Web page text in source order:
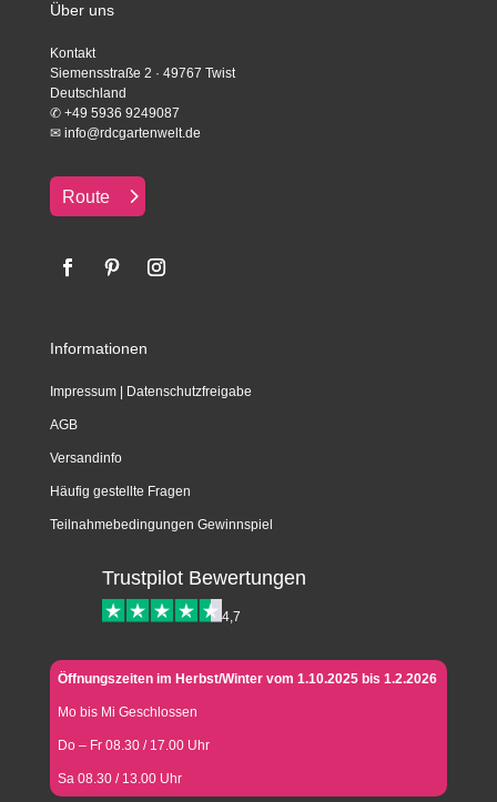
Über uns
Kontakt
Siemensstraße 2 · 49767 Twist
Deutschland
✆ +49 5936 9249087
✉ info@rdcgartenwelt.de
Route
Informationen
Impressum| Datenschutzfreigabe
AGB
Versandinfo
Häufig gestellte Fragen
Teilnahmebedingungen Gewinnspiel
Trustpilot Bewertungen
4,7
Öffnungszeiten im Herbst/Winter vom 1.10.2025 bis 1.2.2026
Mo bis Mi Geschlossen
Do – Fr 08.30 / 17.00 Uhr
Sa 08.30 / 13.00 Uhr